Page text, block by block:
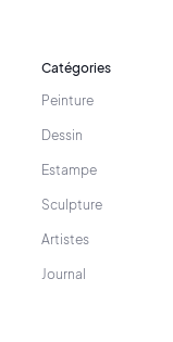
Catégories
Peinture
Dessin
Estampe
Sculpture
Artistes
Journal